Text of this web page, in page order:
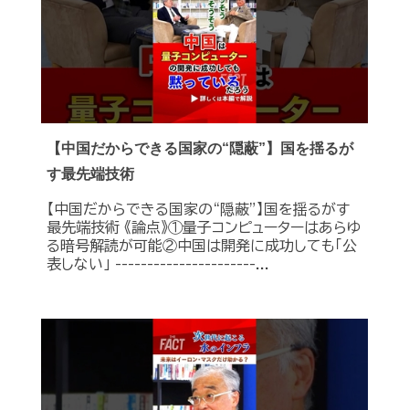
【中国だからできる国家の“隠蔽”】国を揺るが
す最先端技術
【中国だからできる国家の“隠蔽”】国を揺るがす
最先端技術 《論点》①量子コンピューターはあらゆ
る暗号解読が可能②中国は開発に成功しても「公
表しない」 ----------------------...